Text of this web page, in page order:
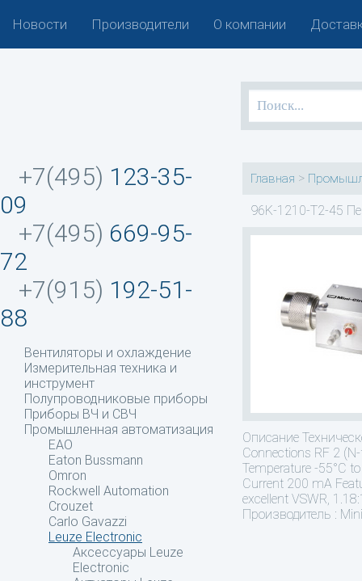
Новости Производители О компании
+7(495) 123-35-
09
+7(495) 669-95-
72
+7(915) 192-51-
88
Вентиляторы и охлаждение
Измерительная техника и
инструмент
Полупроводниковые приборы
Приборы ВЧ и СВЧ
Промышленная автоматизация
EAO
Eaton Bussmann
Omron
Rockwell Automation
Crouzet
Carlo Gavazzi
Leuze Electronic
Аксессуары Leuze
Electronic
Главная >
96K-1210-T2-45
Описание
Connections RF 2
Temperature -55°C
Current 200 mA
excellent VSWR,
Производитель :